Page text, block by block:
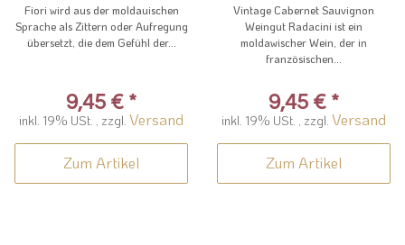
Fiori wird aus der moldauischen
Sprache als Zittern oder Aufregung
übersetzt, die dem Gefühl der...
9,45 € *
inkl. 19% USt. , zzgl. Versand
Zum Artikel
Vintage Cabernet Sauvignon
Weingut Radacini ist ein
moldawischer Wein, der in
französischen...
9,45 € *
inkl. 19% USt. , zzgl. Versand
Zum Artikel